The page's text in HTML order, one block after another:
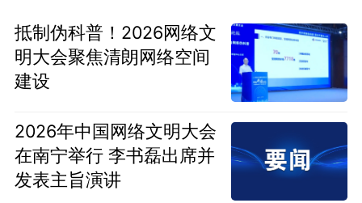
抵制伪科普！2026网络文
明大会聚焦清朗网络空间
建设
2026年中国网络文明大会
在南宁举行 李书磊出席并
发表主旨演讲